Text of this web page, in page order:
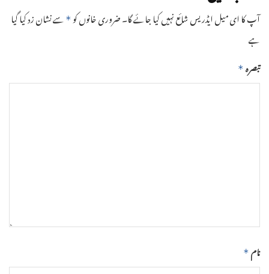
آپ کا ای میل ایڈریس شائع نہیں کیا جائے گا۔ضروری خانوں کو* سے نشان زد کیا گیا
ہے
تبصرہ *
نام *